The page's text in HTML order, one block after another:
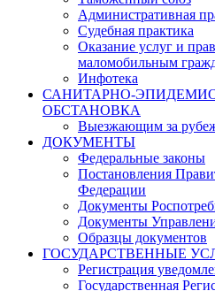
Административная
Судебная практика
Оказание услуг и
маломобильным
Инфотека
САНИТАРНО-
ОБСТАНОВКА
Выезжающим за
ДОКУМЕНТЫ
Федеральные законы
Постановления
Федерации
Документы
Документы
Образцы документов
ГОСУДАРСТВЕННЫЕ
Регистрация
Государственная